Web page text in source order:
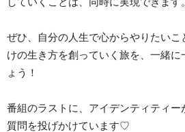
ぜひ、自分の人生で心からやりたい
けの生き方を創っていく旅を、一緒に
ょう！
番組のラストに、アイデンティティー
質問を投げかけています♡